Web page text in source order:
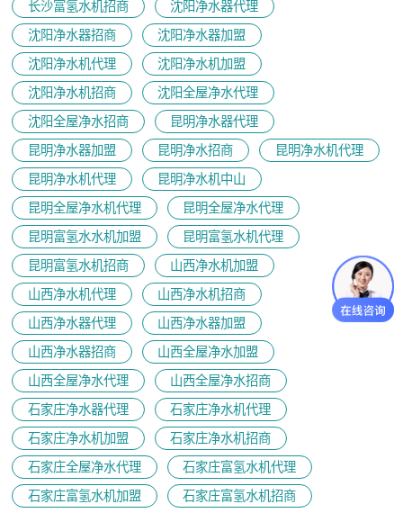
长沙富氢水机招商
沈阳净水器代理
沈阳净水器招商
沈阳净水器加盟
沈阳净水机代理
沈阳净水机加盟
沈阳净水机招商
沈阳全屋净水代理
沈阳全屋净水招商
昆明净水器代理
昆明净水器加盟
昆明净水招商
昆明净水机代理
昆明净水机代理
昆明净水机中山
昆明全屋净水机代理
昆明全屋净水代理
昆明富氢水水机加盟
昆明富氢水机代理
昆明富氢水机招商
山西净水机加盟
山西净水机代理
山西净水机招商
山西净水器代理
山西净水器加盟
山西净水器招商
山西全屋净水加盟
山西全屋净水代理
山西全屋净水招商
石家庄净水器代理
石家庄净水机代理
石家庄净水机加盟
石家庄净水机招商
石家庄全屋净水代理
石家庄富氢水机代理
石家庄富氢水机加盟
石家庄富氢水机招商